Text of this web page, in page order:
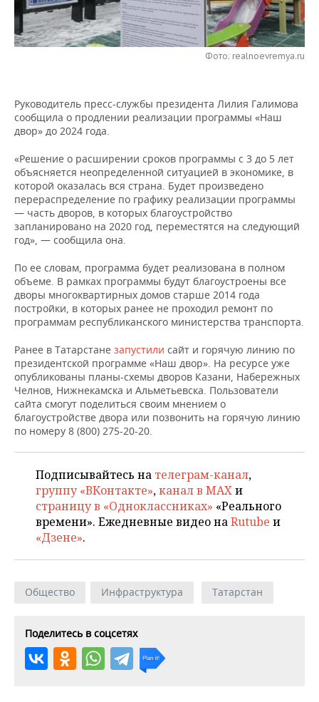
НЕФТЕХИМИЯ
НЕФТЬ
ЭНЕРГЕТИКА
РОЗНИЧНАЯ ТОРГОВЛЯ
НОВОСТИ ТЕХНОЛОГИЙ
ТЕЛЕКОММУНИКАЦИИ
МЕРОПРИЯТИЯ
БИЗНЕС-БРАНЧИ
ONLINE-КОНФЕРЕНЦИИ
ОТКРЫТАЯ ЛЕКЦИЯ
ФУТБОЛ
ХОККЕЙ
БАСКЕТБОЛ
ВОЛЕЙБОЛ
ФИГУРНОЕ КАТАНИЕ
ВОДНЫЕ ВИДЫ СПОРТА
ХОККЕЙ С МЯЧОМ
НОВОСТИ ОБЩЕСТВА
ВЛАСТЬ
ИНФРАСТРУКТУРА
ИСТОРИЯ
МЕДИЦИНА
ОБРАЗОВАНИЕ
ПРОИСШЕСТВИЯ
ФОТОГАЛЕРЕЯ
СЮЖЕТЫ
СПРАВОЧНИК
СПИСОК ПЕРСОН
ПОЛНАЯ ВЕРСИЯ
Фото: realnoevremya.ru
Руководитель пресс-службы президента Лилия Галимова
сообщила о продлении реализации программы «Наш
двор» до 2024 года.
«Решение о расширении сроков программы с 3 до 5 лет
объясняется неопределенной ситуацией в экономике, в
которой оказалась вся страна. Будет произведено
перераспределение по графику реализации программы
— часть дворов, в которых благоустройство
запланировано на 2020 год, переместятся на следующий
год», — сообщила она.
По ее словам, программа будет реализована в полном
объеме. В рамках программы будут благоустроены все
дворы многоквартирных домов старше 2014 года
постройки, в которых ранее не проходил ремонт по
программам республиканского министерства транспорта.
Ранее в Татарстане запустили сайт и горячую линию по
президентской программе «Наш двор». На ресурсе уже
опубликованы планы-схемы дворов Казани, Набережных
Челнов, Нижнекамска и Альметьевска. Пользователи
сайта смогут поделиться своим мнением о
благоустройстве двора или позвонить на горячую линию
по номеру 8 (800) 275-20-20.
Подписывайтесь на телеграм-канал,
группу «ВКонтакте»,канал в MAXи
страницу в «Одноклассниках» «Реального
времени». Ежедневные видео наRutube и
«Дзене».
Общество Инфраструктура Татарстан
Поделитесь в соцсетях